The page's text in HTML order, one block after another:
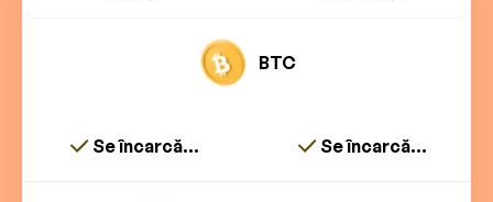
BTC
Se încarcă... Se încarcă...